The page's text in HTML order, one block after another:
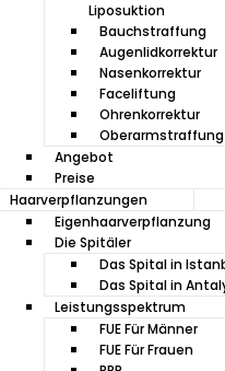
Liposuktion
Bauchstraffung
Augenlidkorrektur
Nasenkorrektur
Faceliftung
Ohrenkorrektur
Oberarmstraffung
Angebot
Preise
Haarverpflanzungen
Eigenhaarverpflanzung
Die Spitäler
Das Spital in
Das Spital in
Leistungsspektrum
FUE Für Männer
FUE Für Frauen